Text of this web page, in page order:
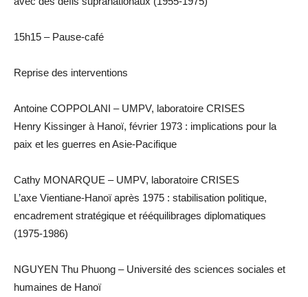
15h15 – Pause-café
Reprise des interventions
Antoine COPPOLANI – UMPV, laboratoire CRISES
Henry Kissinger à Hanoï, février 1973 : implications pour la
paix et les guerres en Asie-Pacifique
Cathy MONARQUE – UMPV, laboratoire CRISES
L’axe Vientiane-Hanoï après 1975 : stabilisation politique,
encadrement stratégique et rééquilibrages diplomatiques
(1975-1986)
NGUYEN Thu Phuong – Université des sciences sociales et
humaines de Hanoï